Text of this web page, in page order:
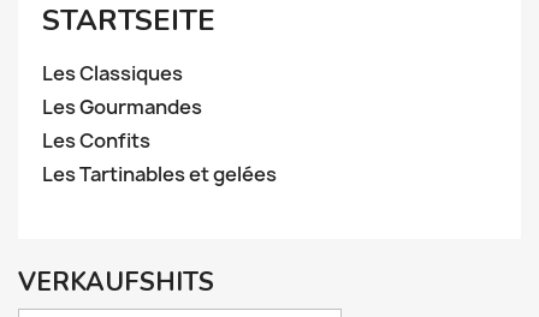
STARTSEITE
Les Classiques
Les Gourmandes
Les Confits
Les Tartinables et gelées
VERKAUFSHITS